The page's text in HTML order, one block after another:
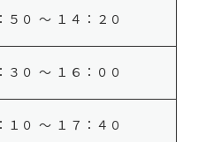
５０ ～ １４：２０
３０ ～ １６：００
１０ ～ １７：４０